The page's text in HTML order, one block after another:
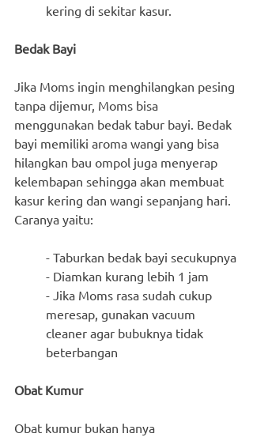
kering di sekitar kasur.
Bedak Bayi
Jika Moms ingin menghilangkan pesing
tanpa dijemur, Moms bisa
menggunakan bedak tabur bayi. Bedak
bayi memiliki aroma wangi yang bisa
hilangkan bau ompol juga menyerap
kelembapan sehingga akan membuat
kasur kering dan wangi sepanjang hari.
Caranya yaitu:
- Taburkan bedak bayi secukupnya
- Diamkan kurang lebih 1 jam
- Jika Moms rasa sudah cukup
meresap, gunakan vacuum
cleaner agar bubuknya tidak
beterbangan
Obat Kumur
Obat kumur bukan hanya